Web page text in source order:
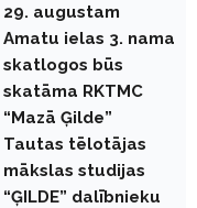
29. augustam
Amatu ielas 3. nama
skatlogos būs
skatāma RKTMC
“Mazā Ģilde”
Tautas tēlotājas
mākslas studijas
“ĢILDE” dalībnieku